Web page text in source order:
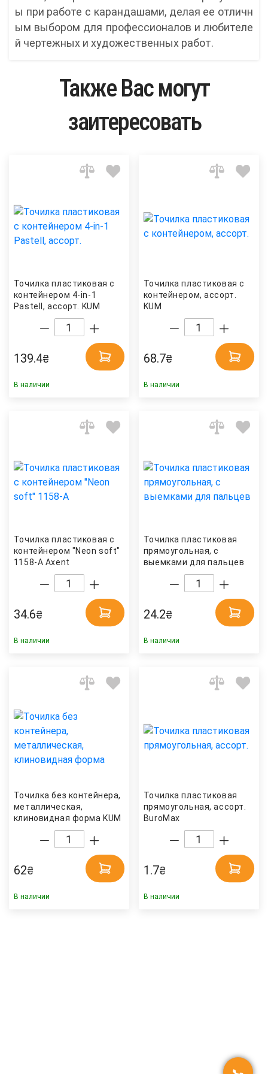
ы при работе с карандашами, делая ее отличн
ым выбором для профессионалов и любителе
й чертежных и художественных работ.
Также Вас могут
заитересовать
Точилка пластиковая с
контейнером 4-in-1
Pastell, ассорт. KUM
139.4₴
В наличии
Точилка пластиковая с
контейнером, ассорт.
KUM
68.7₴
В наличии
Точилка пластиковая с
контейнером "Neon soft"
1158-А Axent
34.6₴
В наличии
Точилка пластиковая
прямоугольная, с
выемками для пальцев
24.2₴
В наличии
Точилка без контейнера,
металлическая,
клиновидная форма KUM
62₴
В наличии
Точилка пластиковая
прямоугольная, ассорт.
BuroMax
1.7₴
В наличии